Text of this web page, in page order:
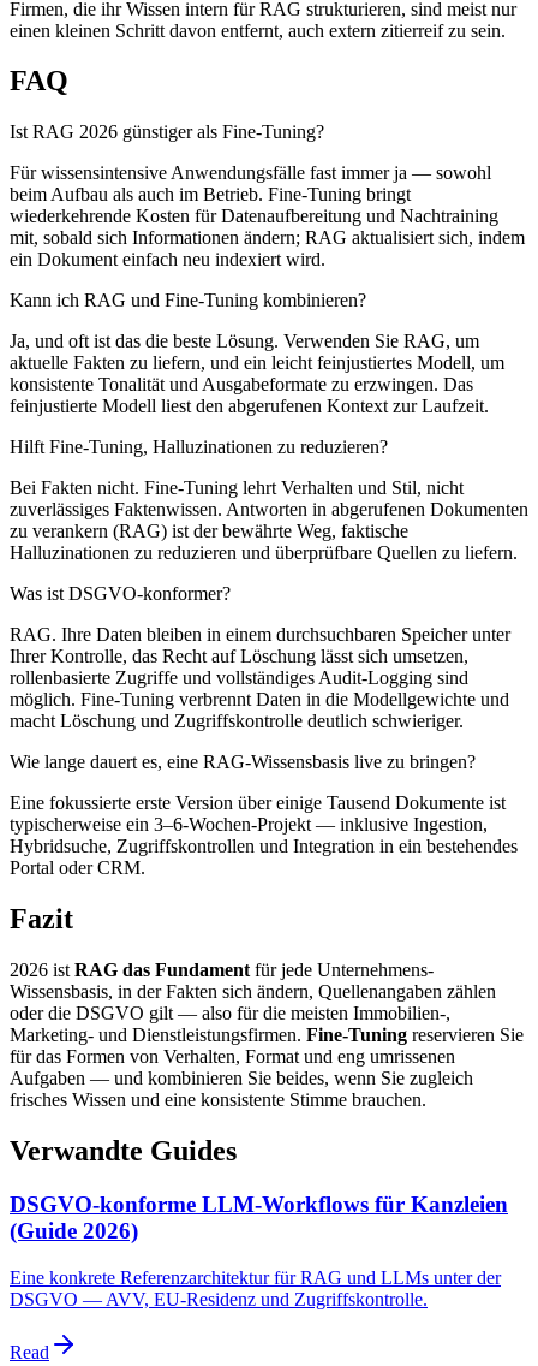
Firmen, die ihr Wissen intern für RAG strukturieren, sind meist nur
einen kleinen Schritt davon entfernt, auch extern zitierreif zu sein.
FAQ
Ist RAG 2026 günstiger als Fine-Tuning?
Für wissensintensive Anwendungsfälle fast immer ja — sowohl
beim Aufbau als auch im Betrieb. Fine-Tuning bringt
wiederkehrende Kosten für Datenaufbereitung und Nachtraining
mit, sobald sich Informationen ändern; RAG aktualisiert sich, indem
ein Dokument einfach neu indexiert wird.
Kann ich RAG und Fine-Tuning kombinieren?
Ja, und oft ist das die beste Lösung. Verwenden Sie RAG, um
aktuelle Fakten zu liefern, und ein leicht feinjustiertes Modell, um
konsistente Tonalität und Ausgabeformate zu erzwingen. Das
feinjustierte Modell liest den abgerufenen Kontext zur Laufzeit.
Hilft Fine-Tuning, Halluzinationen zu reduzieren?
Bei Fakten nicht. Fine-Tuning lehrt Verhalten und Stil, nicht
zuverlässiges Faktenwissen. Antworten in abgerufenen Dokumenten
zu verankern (RAG) ist der bewährte Weg, faktische
Halluzinationen zu reduzieren und überprüfbare Quellen zu liefern.
Was ist DSGVO-konformer?
RAG. Ihre Daten bleiben in einem durchsuchbaren Speicher unter
Ihrer Kontrolle, das Recht auf Löschung lässt sich umsetzen,
rollenbasierte Zugriffe und vollständiges Audit-Logging sind
möglich. Fine-Tuning verbrennt Daten in die Modellgewichte und
macht Löschung und Zugriffskontrolle deutlich schwieriger.
Wie lange dauert es, eine RAG-Wissensbasis live zu bringen?
Eine fokussierte erste Version über einige Tausend Dokumente ist
typischerweise ein 3–6-Wochen-Projekt — inklusive Ingestion,
Hybridsuche, Zugriffskontrollen und Integration in ein bestehendes
Portal oder CRM.
Fazit
2026 ist RAG das Fundament für jede Unternehmens-
Wissensbasis, in der Fakten sich ändern, Quellenangaben zählen
oder die DSGVO gilt — also für die meisten Immobilien-,
Marketing- und Dienstleistungsfirmen. Fine-Tuning reservieren Sie
für das Formen von Verhalten, Format und eng umrissenen
Aufgaben — und kombinieren Sie beides, wenn Sie zugleich
frisches Wissen und eine konsistente Stimme brauchen.
Verwandte Guides
DSGVO-konforme LLM-Workflows für Kanzleien
(Guide 2026)
Eine konkrete Referenzarchitektur für RAG und LLMs unter der
DSGVO — AVV, EU-Residenz und Zugriffskontrolle.
Read